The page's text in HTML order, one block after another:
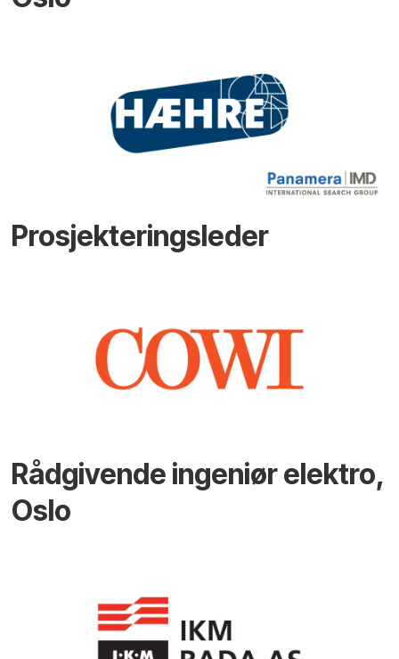
Prosjekteringsleder
Rådgivende ingeniør elektro,
Oslo